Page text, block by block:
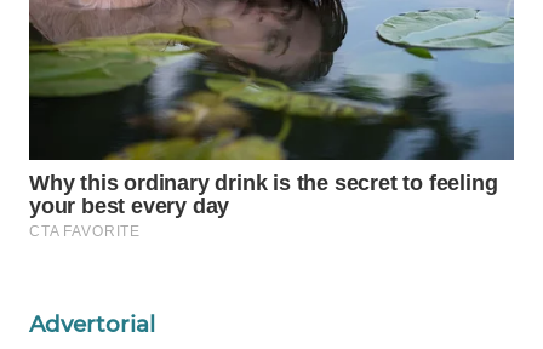
Advertorial
WAHANA
UMKM
SELEB
WAHANA
WAHANA
OTOMOTIF